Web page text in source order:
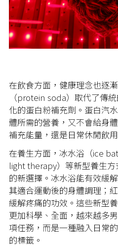
在飲食方面，健康理念也逐
（protein soda）取代了傳
化的蛋白粉補充劑。蛋白汽
體所需的營養，又不會給身
補充能量，還是日常休閒飲
在養生方面，冰水浴（ice
light therapy）等新型養生
的新選擇。冰水浴能有效緩
其適合運動後的身體調理；
緩解疼痛的功效。這些新型
更加科學、全面，越來越多
項任務，而是一種融入日常
的標籤。